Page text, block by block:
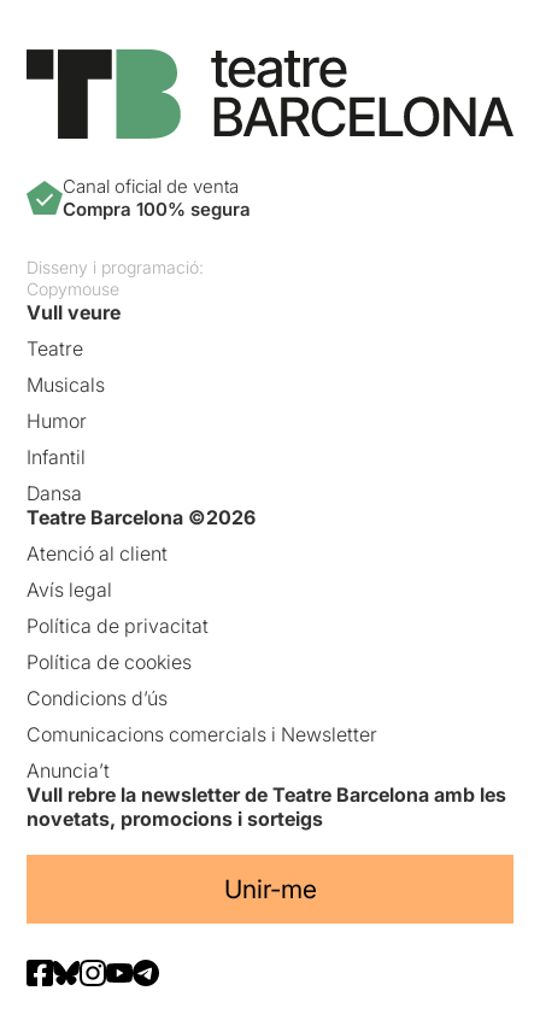
Canal oficial de venta
Compra 100% segura
Disseny i programació:
Copymouse
Vull veure
Teatre
Musicals
Humor
Infantil
Dansa
Teatre Barcelona ©2026
Atenció al client
Avís legal
Política de privacitat
Política de cookies
Condicions d’ús
Comunicacions comercials i Newsletter
Anuncia’t
Vull rebre la newsletter de Teatre Barcelona amb les
novetats, promocions i sorteigs
Unir-me